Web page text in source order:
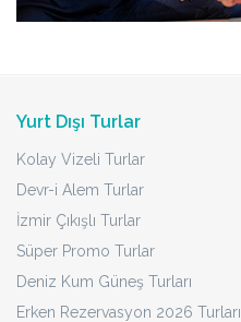
Yurt Dışı Turlar
Kolay Vizeli Turlar
Devr-i Alem Turlar
İzmir Çıkışlı Turlar
Süper Promo Turlar
Deniz Kum Güneş Turları
Erken Rezervasyon 2026 Turları